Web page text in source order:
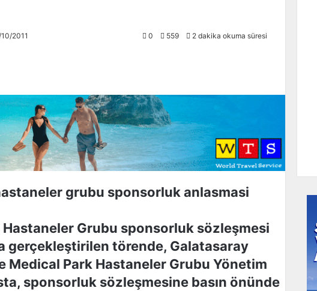
2011 0 559 2 dakika okuma süresi
Grubu sponsorluk sözleşmesi
gerçekleştirilen törende, Galatasaray
Medical Park Hastaneler Grubu Yönetim
sponsorluk sözleşmesine basın önünde